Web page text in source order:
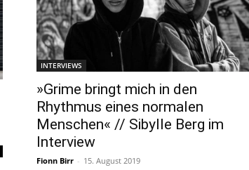
INTERVIEWS
»Grime bringt mich in den
Rhythmus eines normalen
Menschen« // Sibylle Berg im
Interview
Fionn Birr - 15. August 2019